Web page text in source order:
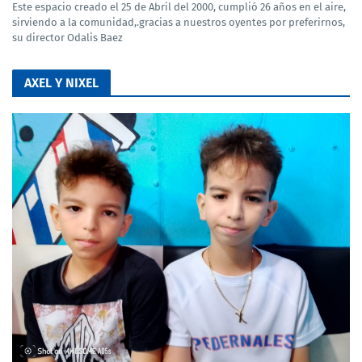
Este espacio creado el 25 de Abril del 2000, cumplió 26 años en el aire,
sirviendo a la comunidad,.gracias a nuestros oyentes por preferirnos,
su director Odalis Baez
AXEL Y NIXEL